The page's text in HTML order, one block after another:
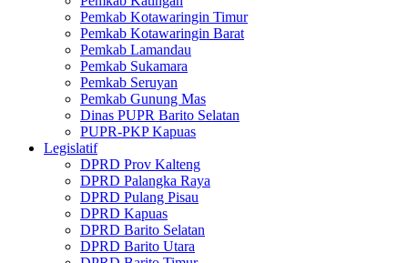
Pemkab Kotawaringin Timur
Pemkab Kotawaringin Barat
Pemkab Lamandau
Pemkab Sukamara
Pemkab Seruyan
Pemkab Gunung Mas
Dinas PUPR Barito Selatan
PUPR-PKP Kapuas
Legislatif
DPRD Prov Kalteng
DPRD Palangka Raya
DPRD Pulang Pisau
DPRD Kapuas
DPRD Barito Selatan
DPRD Barito Utara